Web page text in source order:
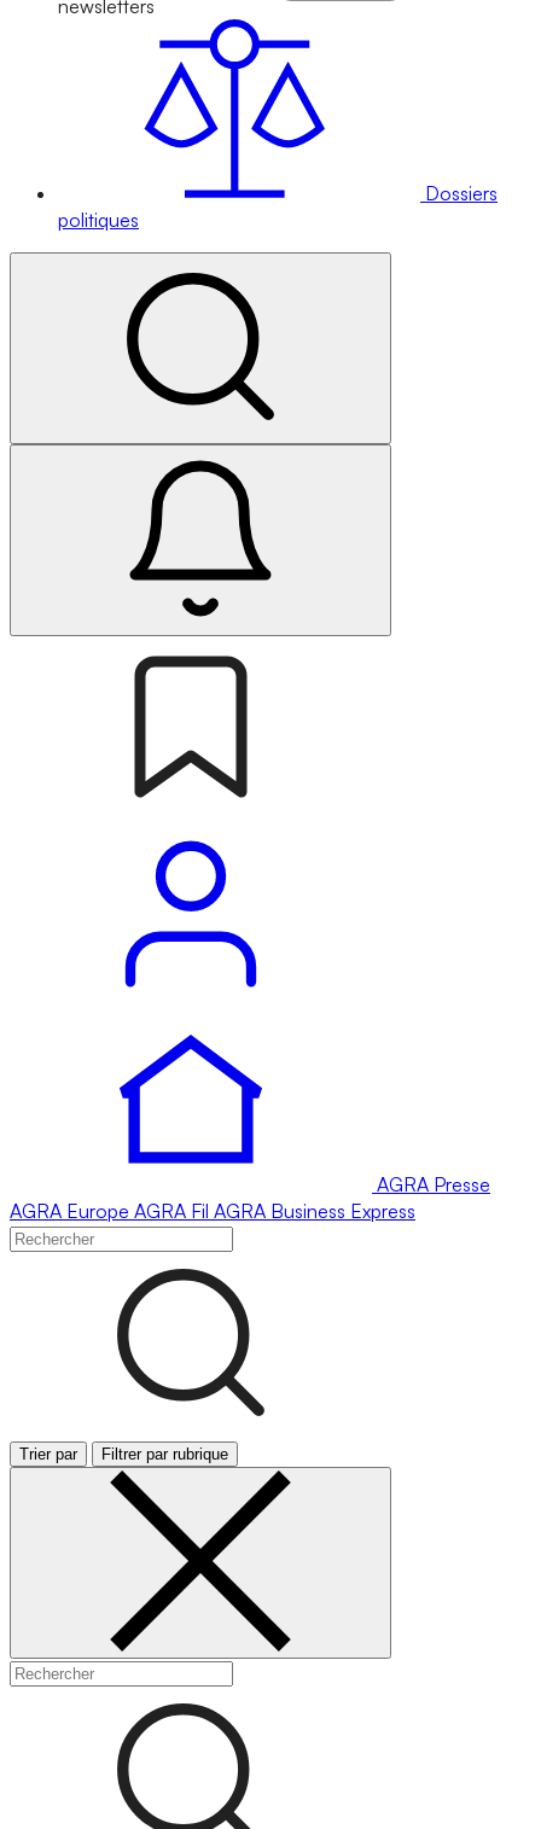
newsletters
Dossiers
politiques
AGRA Presse
AGRA Europe AGRA Fil AGRA Business Express
Trier par Filtrer par rubrique